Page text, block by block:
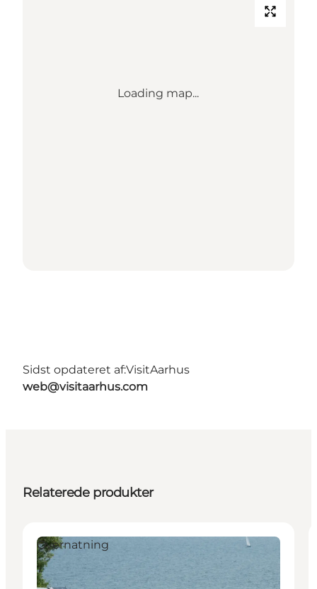
Loading map...
Sidst opdateret af:VisitAarhus
web@visitaarhus.com
Relaterede produkter
Overnatning